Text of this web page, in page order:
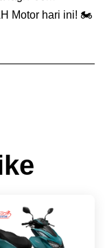
Motor hari ini! 🏍️